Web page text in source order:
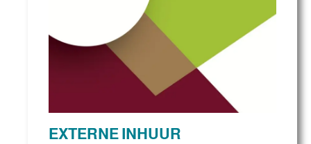
EXTERNE INHUUR